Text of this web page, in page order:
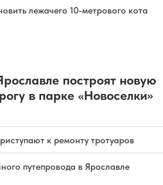
лежачего 10-метрового кота
построят новую
в парке «Новоселки»
к ремонту тротуаров
путепровода в Ярославле